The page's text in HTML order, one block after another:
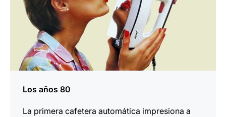
Los años 80
La primera cafetera automática impresiona a